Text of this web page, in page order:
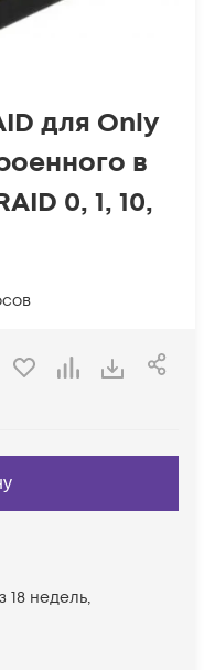
для Only
в
0, 1, 10,
18 недель,